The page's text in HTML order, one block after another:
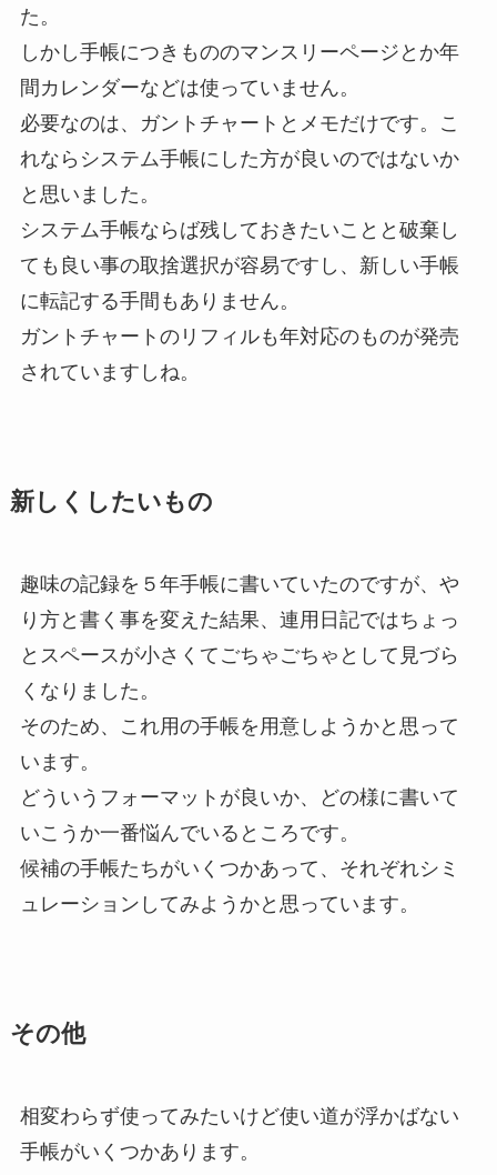
た。
しかし手帳につきもののマンスリーページとか年
間カレンダーなどは使っていません。
必要なのは、ガントチャートとメモだけです。こ
れならシステム手帳にした方が良いのではないか
と思いました。
システム手帳ならば残しておきたいことと破棄し
ても良い事の取捨選択が容易ですし、新しい手帳
に転記する手間もありません。
ガントチャートのリフィルも年対応のものが発売
されていますしね。
新しくしたいもの
趣味の記録を５年手帳に書いていたのですが、や
り方と書く事を変えた結果、連用日記ではちょっ
とスペースが小さくてごちゃごちゃとして見づら
くなりました。
そのため、これ用の手帳を用意しようかと思って
います。
どういうフォーマットが良いか、どの様に書いて
いこうか一番悩んでいるところです。
候補の手帳たちがいくつかあって、それぞれシミ
ュレーションしてみようかと思っています。
その他
相変わらず使ってみたいけど使い道が浮かばない
手帳がいくつかあります。